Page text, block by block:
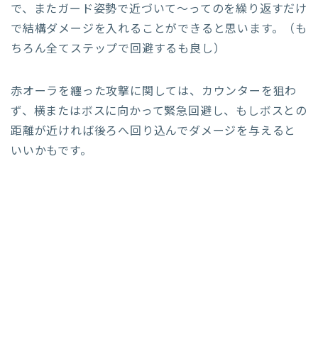
で、またガード姿勢で近づいて～ってのを繰り返すだけ
で結構ダメージを入れることができると思います。（も
ちろん全てステップで回避するも良し）
赤オーラを纏った攻撃に関しては、カウンターを狙わ
ず、横またはボスに向かって緊急回避し、もしボスとの
距離が近ければ後ろへ回り込んでダメージを与えると
いいかもです。